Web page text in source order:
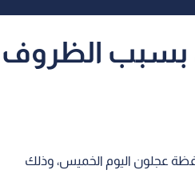
بسبب الظروف
عجلون اليوم الخميس، وذلك